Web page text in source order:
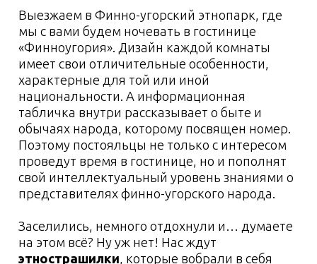
Транспорт
Питание
Стоимость тура: 18
500 руб./чел.
14 000 руб/чел. - на своем авто